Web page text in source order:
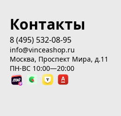
Контакты
8 (495) 532-08-95
info@vinceashop.ru
Москва, Проспект Мира, д.11
ПН-ВС 10:00—20:00